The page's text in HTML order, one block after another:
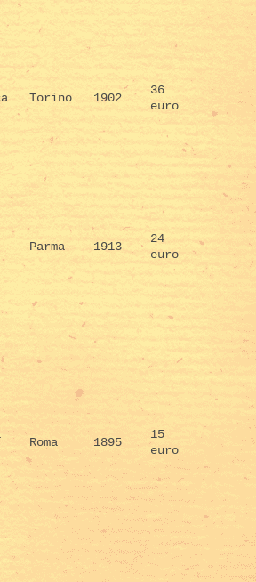
Torino 1902
36
euro
Parma 1913
24
euro
Roma 1895
15
euro